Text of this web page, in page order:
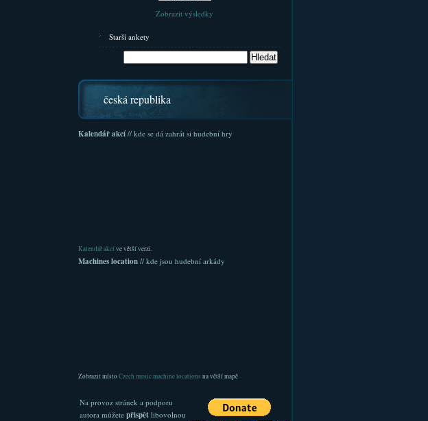
Zobrazit výsledky
Starší ankety
česká republika
Kalendář akcí// kde se dá zahrát si hudební hry
Kalendář akcíve větší verzi.
Machines location// kde jsou hudební arkády
Zobrazit místoCzech music machine locations na větší mapě
Na provoz stránek a podporu
autora můžete přispětlibovolnou